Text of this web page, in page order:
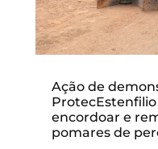
Ação de
encordoar e
pomares de